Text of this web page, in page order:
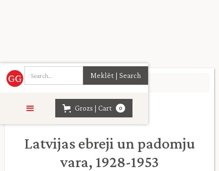
Grozs | Cart 0
Sākumlapa > Vēsture
Latvijas ebreji un padomju
vara, 1928-1953